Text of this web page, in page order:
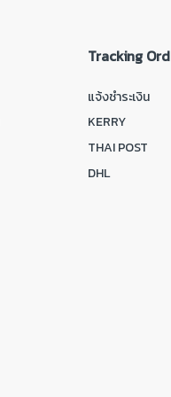
Tracking
แจ้งชำระเงิน
KERRY
THAI POST
DHL